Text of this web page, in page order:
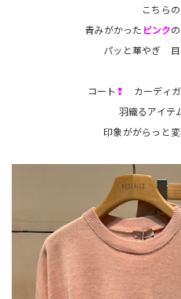
こちら
青みがかった ピンク
パッと華やぎ 目
コート ❢ カーディ
羽織るアイテ
印象ががらっと